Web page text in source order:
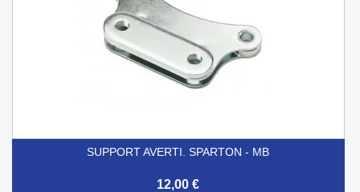
SUPPORT AVERTI. SPARTON - MB
12,00 €